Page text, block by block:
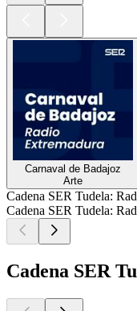
Carnaval de Badajoz
Arte
Cadena SER Tudela:
Cadena SER Tudela:
Cadena SER